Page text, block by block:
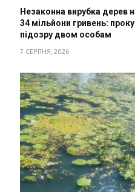
Незаконна вирубка дерев
34 мільйони гривень:
підозру двом особам
7 СЕРПНЯ, 2026